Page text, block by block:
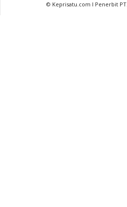
© Keprisatu.com I Penerbit